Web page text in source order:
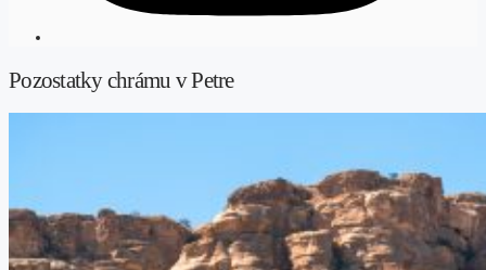
Pozostatky chrámu v Petre